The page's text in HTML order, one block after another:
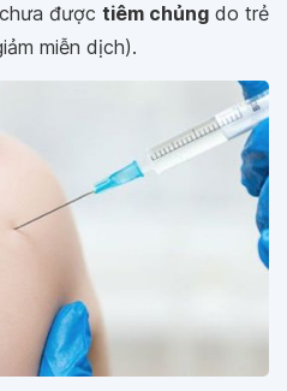
được tiêm chủng do trẻ
miễn dịch).